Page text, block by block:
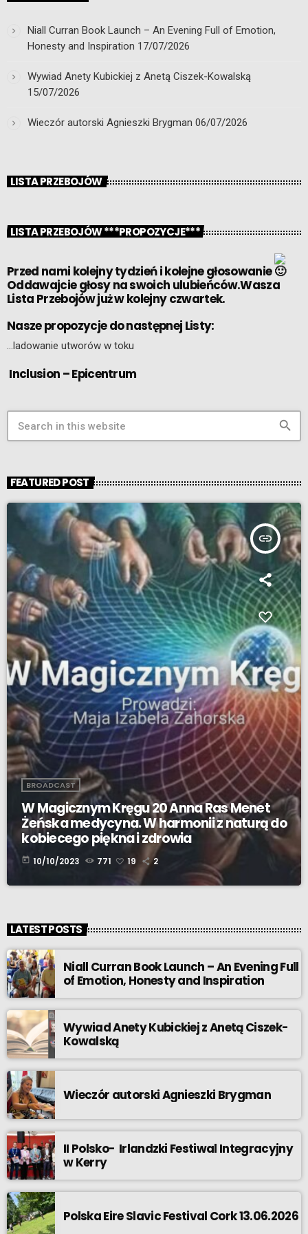
Niall Curran Book Launch – An Evening Full of Emotion,
Honesty and Inspiration 17/07/2026
Wywiad Anety Kubickiej z Anetą Ciszek-Kowalską
15/07/2026
Wieczór autorski Agnieszki Brygman 06/07/2026
LISTA PRZEBOJÓW
LISTA PRZEBOJÓW ***PROPOZYCJE***
Przed nami kolejny tydzień i kolejne głosowanie
Oddawajcie głosy na swoich ulubieńców.Wasza
Lista Przebojów już w kolejny czwartek.
Nasze propozycje do następnej Listy:
…ladowanie utworów w toku
Inclusion – Epicentrum
search
FEATURED POST
insert_link
BROADCAST
W Magicznym Kręgu 20 Anna Ras Menet
Żeńska medycyna. W harmonii z naturą do
kobiecego piękna i zdrowia
today 10/10/2023 771 19 2
LATEST POSTS
Niall Curran Book Launch – An Evening Full
of Emotion, Honesty and Inspiration
Wywiad Anety Kubickiej z Anetą Ciszek-
Kowalską
Wieczór autorski Agnieszki Brygman
II Polsko- Irlandzki Festiwal Integracyjny
w Kerry
Polska Eire Slavic Festival Cork 13.06.2026